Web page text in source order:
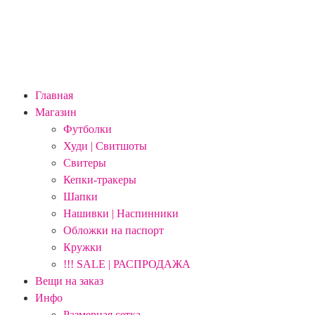
Главная
Магазин
Футболки
Худи | Свитшоты
Свитеры
Кепки-тракеры
Шапки
Нашивки | Наспинники
Обложки на паспорт
Кружки
!!! SALE | РАСПРОДАЖА
Вещи на заказ
Инфо